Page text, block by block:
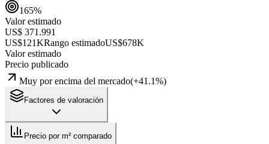
165%
Valor estimado
US$ 371.991
US$121KRango estimadoUS$678K
Valor estimado
Precio publicado
Muy por encima del mercado(+41.1%)
Factores de valoración
Precio por m² comparado